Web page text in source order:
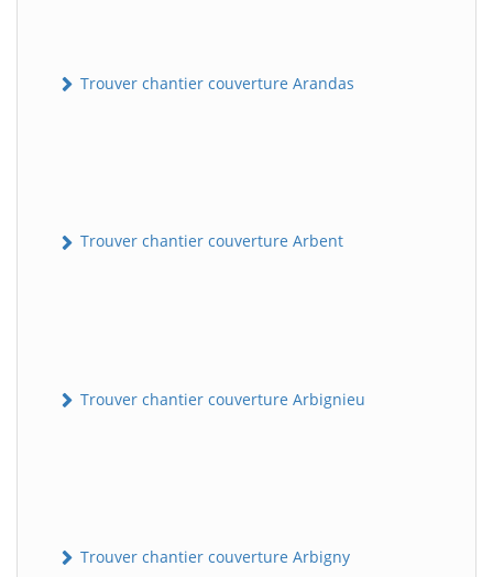
Trouver chantier couverture Arandas
Trouver chantier couverture Arbent
Trouver chantier couverture Arbignieu
Trouver chantier couverture Arbigny